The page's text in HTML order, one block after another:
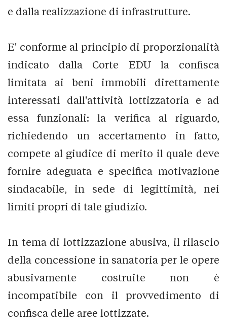
e dalla realizzazione di infrastrutture.
E' conforme al principio di proporzionalità
indicato dalla Corte EDU la confisca
limitata ai beni immobili direttamente
interessati dall'attività lottizzatoria e ad
essa funzionali: la verifica al riguardo,
richiedendo un accertamento in fatto,
compete al giudice di merito il quale deve
fornire adeguata e specifica motivazione
sindacabile, in sede di legittimità, nei
limiti propri di tale giudizio.
In tema di lottizzazione abusiva, il rilascio
della concessione in sanatoria per le opere
abusivamente costruite non è
incompatibile con il provvedimento di
confisca delle aree lottizzate.